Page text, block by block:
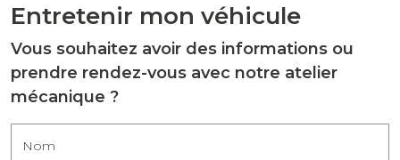
Entretenir mon véhicule
Vous souhaitez avoir des informations ou
prendre rendez-vous avec notre atelier
mécanique ?